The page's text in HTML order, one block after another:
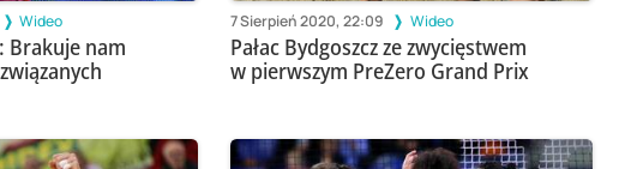
Wideo
Brakuje nam
7 Sierpień 2020, 22:09 Wideo
Pałac Bydgoszcz ze zwycięstwem
w pierwszym PreZero Grand Prix